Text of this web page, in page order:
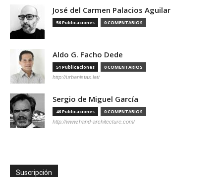
José del Carmen Palacios Aguilar
56 Publicaciones 0 COMENTARIOS
Aldo G. Facho Dede
51 Publicaciones 0 COMENTARIOS
http://urbanistas.lat/
Sergio de Miguel García
46 Publicaciones 0 COMENTARIOS
http://www.hand-architecture.com/
Suscripción